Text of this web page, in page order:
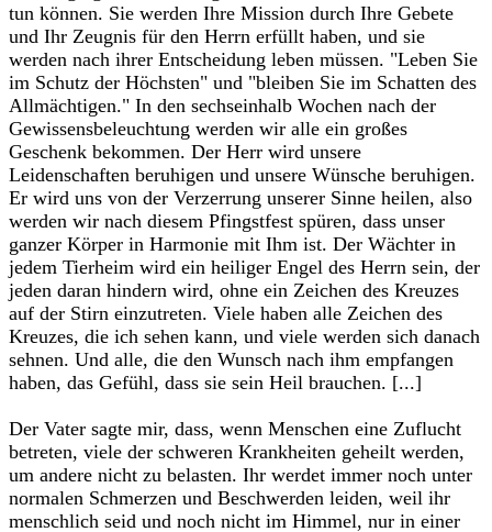
tun können. Sie werden Ihre Mission durch Ihre Gebete
und Ihr Zeugnis für den Herrn erfüllt haben, und sie
werden nach ihrer Entscheidung leben müssen. "Leben Sie
im Schutz der Höchsten" und "bleiben Sie im Schatten des
Allmächtigen." In den sechseinhalb Wochen nach der
Gewissensbeleuchtung werden wir alle ein großes
Geschenk bekommen. Der Herr wird unsere
Leidenschaften beruhigen und unsere Wünsche beruhigen.
Er wird uns von der Verzerrung unserer Sinne heilen, also
werden wir nach diesem Pfingstfest spüren, dass unser
ganzer Körper in Harmonie mit Ihm ist. Der Wächter in
jedem Tierheim wird ein heiliger Engel des Herrn sein, der
jeden daran hindern wird, ohne ein Zeichen des Kreuzes
auf der Stirn einzutreten. Viele haben alle Zeichen des
Kreuzes, die ich sehen kann, und viele werden sich danach
sehnen. Und alle, die den Wunsch nach ihm empfangen
haben, das Gefühl, dass sie sein Heil brauchen. [...]‎
‎Der Vater sagte mir, dass, wenn Menschen eine Zuflucht
betreten, viele der schweren Krankheiten geheilt werden,
um andere nicht zu belasten. Ihr werdet immer noch unter
normalen Schmerzen und Beschwerden leiden, weil ihr
menschlich seid und noch nicht im Himmel, nur in einer